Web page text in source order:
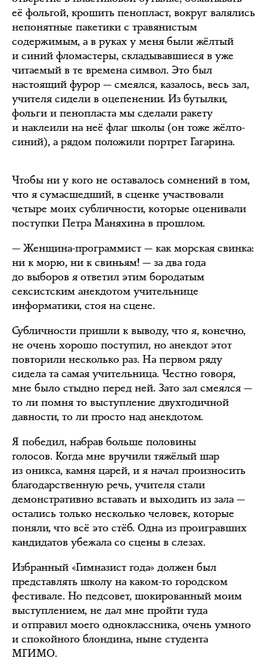
её фольгой, крошить пенопласт, вокруг валялись
непонятные пакетики с травянистым
содержимым, а в руках у меня были жёлтый
и синий фломастеры, складывавшиеся в уже
читаемый в те времена символ. Это был
настоящий фурор — смеялся, казалось, весь зал,
учителя сидели в оцепенении. Из бутылки,
фольги и пенопласта мы сделали ракету
и наклеили на неё флаг школы (он тоже жёлто-
синий), а рядом положили портрет Гагарина.
Чтобы ни у кого не оставалось сомнений в том,
что я сумасшедший, в сценке участвовали
четыре моих субличности, которые оценивали
поступки Петра Маняхина в прошлом.
— Женщина-программист — как морская свинка:
ни к морю, ни к свиньям! — за два года
до выборов я ответил этим бородатым
сексистским анекдотом учительнице
информатики, стоя на сцене.
Субличности пришли к выводу, что я, конечно,
не очень хорошо поступил, но анекдот этот
повторили несколько раз. На первом ряду
сидела та самая учительница. Честно говоря,
мне было стыдно перед ней. Зато зал смеялся —
то ли помня то выступление двухгодичной
давности, то ли просто над анекдотом.
Я победил, набрав больше половины
голосов. Когда мне вручили тяжёлый шар
из оникса, камня царей, и я начал произносить
благодарственную речь, учителя стали
демонстративно вставать и выходить из зала —
остались только несколько человек, которые
поняли, что всё это стёб. Одна из проигравших
кандидатов убежала со сцены в слезах.
Избранный «Гимназист года» должен был
представлять школу на каком-то городском
фестивале. Но педсовет, шокированный моим
выступлением, не дал мне пройти туда
и отправил моего одноклассника, очень умного
и спокойного блондина, ныне студента
МГИМО.